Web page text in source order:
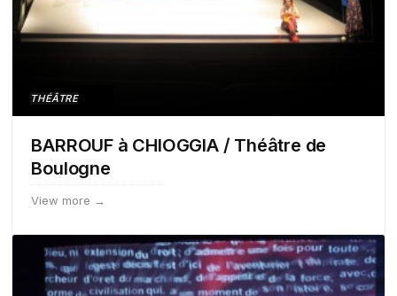
THÉÂTRE
BARROUF à CHIOGGIA / Théâtre de
Boulogne
View more →